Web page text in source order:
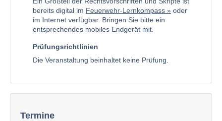
bereits digital im Feuerwehr-Lernkompass
oder
im Internet verfügbar. Bringen Sie bitte ein
entsprechendes mobiles Endgerät mit.
Prüfungsrichtlinien
Die Veranstaltung beinhaltet keine Prüfung.
Termine